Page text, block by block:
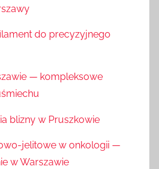
do precyzyjnego
— kompleksowe
blizny w Pruszkowie
jelitowe w onkologii —
w Warszawie